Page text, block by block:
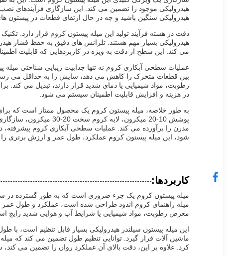
هیدرولیکی موجود را تضمین می کند. این سازگاری فرآیندهای
هیدرولیکی سنگین باشید و چه در حال ارتقای قطعات در پیستون
دقت در هسته فرآیند تولید این میله پیستون کروم قرار دارد.
هیدرولیکی بسیار مهم هستند. تلرانس های دقیق به حفظ فشار
می کند. این سطح از دقت به ویژه در کاربردهایی که قابلیت
عملیات سطحی آبکاری کروم نه تنها جذابیت زیبایی شناختی
بین قطعات متحرک را کاهش می دهد، سایش را به حداقل می
رطوبت، مواد شیمیایی یا دمای شدید قرار دارند، تبدیل می کند.
در هزینه و افزایش قابلیت اطمینان سیستم می شود.
به طور خلاصه، میله پیستون کروم یک محصول ممتاز است که
پوشش 10-20 میکرون،
مدرن را برآورده می کند. عملیات سطحی آبکاری کروم پیشرفته،
شود، این میله پیستون کروم عملکرد، طول عمر و ارزش برتری را
کاربردها:
میله پیستون کروم یک جزء ضروری است که به طور گسترده در
میله راهنمای کروم اندود طراحی شده است، عملکرد و طول عمر
معرض رطوبت، مواد شیمیایی یا شرایط آب و هوایی شدید رایج
ماشین آلات قرار گیرد. توانایی تنظیم طول تضمین می کند که
کرد. علاوه بر این، دقت بالای آن عملکرد روان را تضمین می